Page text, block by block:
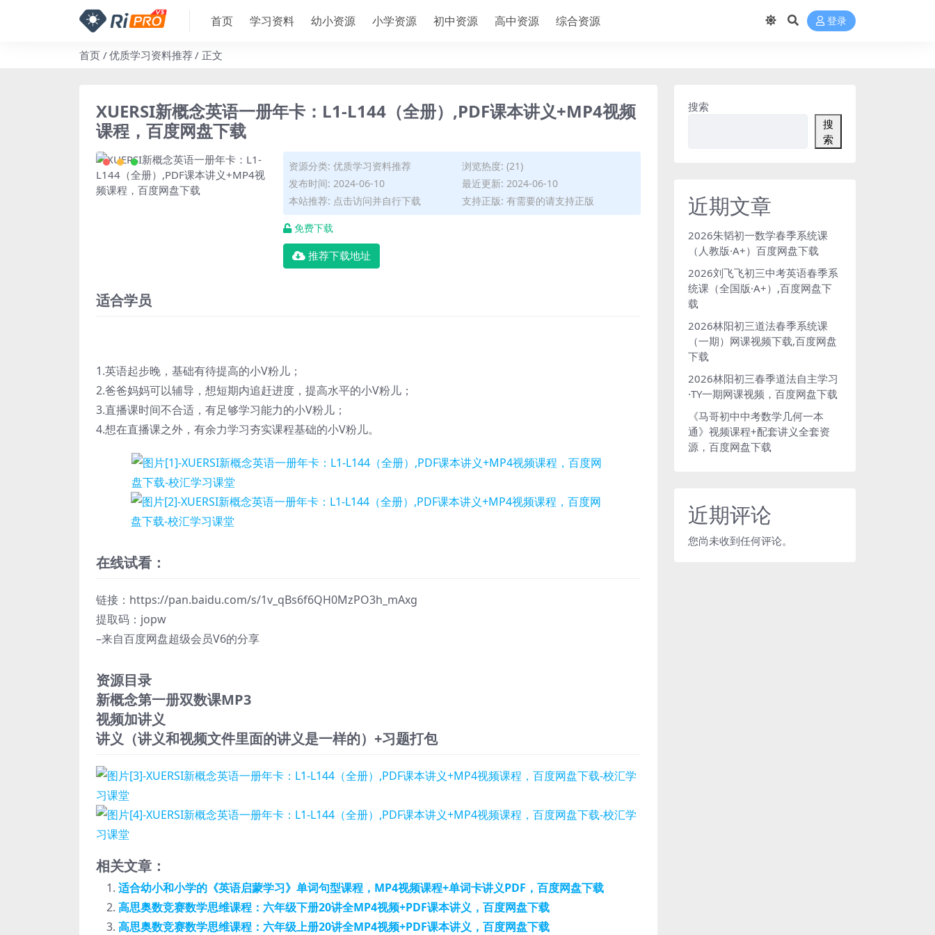
首页 学习资料 幼小资源 小学资源 初中资源 高中资源 综合资源 登录
首页 优质学习资料推荐 正文
XUERSI新概念英语一册年卡：L1-L144（全册）,PDF课本讲义+MP4视频
课程，百度网盘下载
资源分类: 优质学习资料推荐
浏览热度: (21)
发布时间: 2024-06-10
最近更新: 2024-06-10
本站推荐: 点击访问并自行下载
支持正版: 有需要的请支持正版
免费下载
推荐下载地址
适合学员
1.英语起步晚，基础有待提高的小V粉儿；
2.爸爸妈妈可以辅导，想短期内追赶进度，提高水平的小V粉儿；
3.直播课时间不合适，有足够学习能力的小V粉儿；
4.想在直播课之外，有余力学习夯实课程基础的小V粉儿。
在线试看：
链接：https://pan.baidu.com/s/1v_qBs6f6QH0MzPO3h_mAxg
提取码：jopw
–来自百度网盘超级会员V6的分享
资源目录
新概念第一册双数课MP3
视频加讲义
讲义（讲义和视频文件里面的讲义是一样的）+习题打包
相关文章：
适合幼小和小学的《英语启蒙学习》单词句型课程，MP4视频课程+单词卡讲义PDF，百度网盘下载
高思奥数竞赛数学思维课程：六年级下册20讲全MP4视频+PDF课本讲义，百度网盘下载
高思奥数竞赛数学思维课程：六年级上册20讲全MP4视频+PDF课本讲义，百度网盘下载
搜索
搜
索
近期文章
2026朱韬初一数学春季系统课
（人教版·A+）百度网盘下载
2026刘飞飞初三中考英语春季系
统课（全国版·A+）,百度网盘下
载
2026林阳初三道法春季系统课
（一期）网课视频下载,百度网盘
下载
2026林阳初三春季道法自主学习
·TY一期网课视频，百度网盘下载
《马哥初中中考数学几何一本
通》视频课程+配套讲义全套资
源，百度网盘下载
近期评论
您尚未收到任何评论。